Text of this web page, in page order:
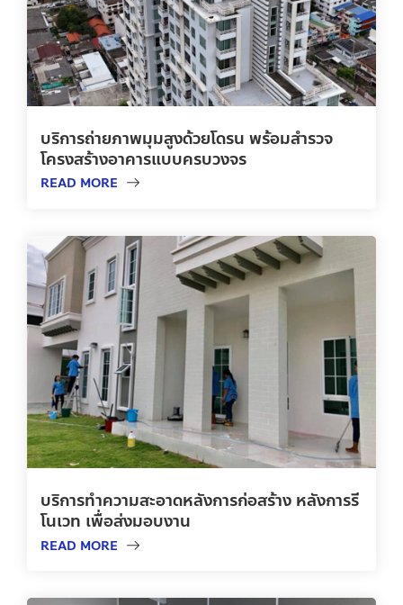
บริการถ่ายภาพมุมสูงด้วยโดรน พร้อมสำรวจ
โครงสร้างอาคารแบบครบวงจร
READ MORE
บริการทำความสะอาดหลังการก่อสร้าง หลังการรี
โนเวท เพื่อส่งมอบงาน
READ MORE